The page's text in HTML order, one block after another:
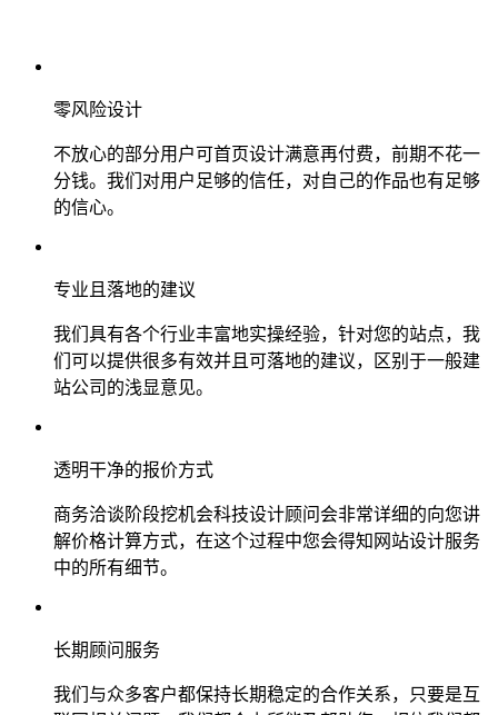
零风险设计
不放心的部分用户可首页设计满意再付费，前期不花一
分钱。我们对用户足够的信任，对自己的作品也有足够
的信心。
专业且落地的建议
我们具有各个行业丰富地实操经验，针对您的站点，我
们可以提供很多有效并且可落地的建议，区别于一般建
站公司的浅显意见。
透明干净的报价方式
商务洽谈阶段挖机会科技设计顾问会非常详细的向您讲
解价格计算方式，在这个过程中您会得知网站设计服务
中的所有细节。
长期顾问服务
我们与众多客户都保持长期稳定的合作关系，只要是互